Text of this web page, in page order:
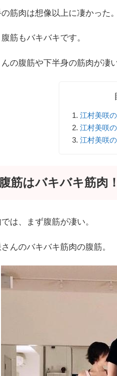
筋肉は想像以上に凄かった。
筋もバキバキです。
の腹筋や下半身の筋肉が凄
江村美咲
江村美咲
江村美咲
筋はバキバキ筋肉！
は、まず腹筋が凄い。
んのバキバキ筋肉の腹筋。